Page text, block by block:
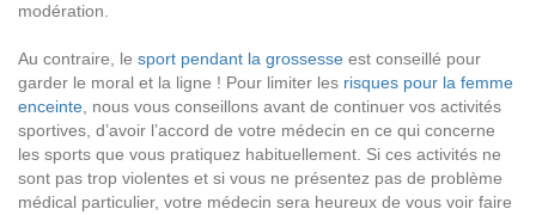
modération.
Au contraire, le sport pendant la grossesse est conseillé pour
garder le moral et la ligne ! Pour limiter les risques pour la femme
enceinte , nous vous conseillons avant de continuer vos activités
sportives, d’avoir l’accord de votre médecin en ce qui concerne
les sports que vous pratiquez habituellement. Si ces activités ne
sont pas trop violentes et si vous ne présentez pas de problème
médical particulier, votre médecin sera heureux de vous voir faire